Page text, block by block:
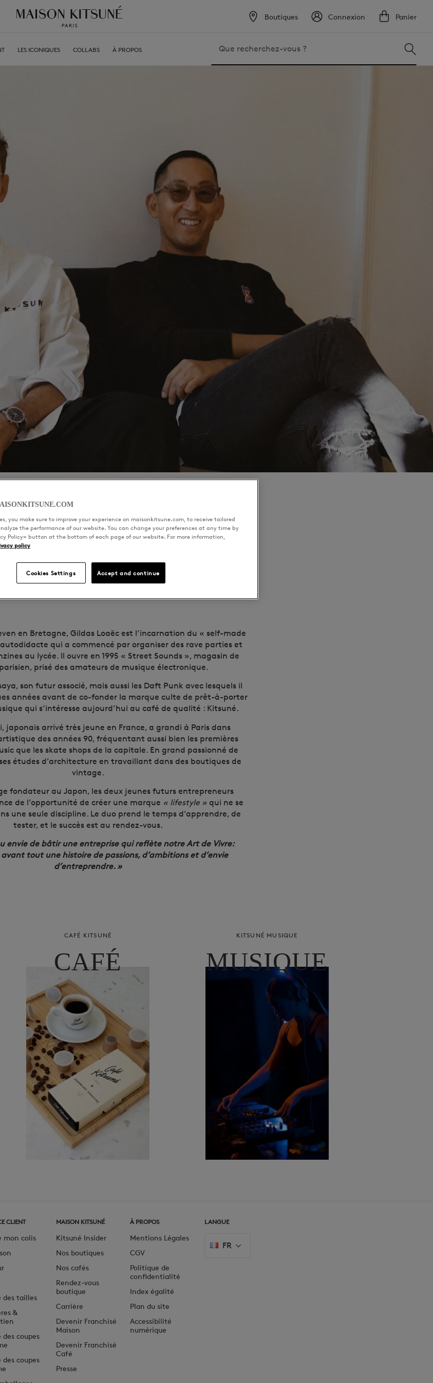
Boutiques Connexion Panier
LES ICONIQUES COLLABS À PROPOS
en Bretagne, Gildas Loaëc est l’incarnation du « self-made
qui a commencé par organiser des rave parties et
au lycée. Il ouvre en 1995 « Street Sounds », magasin de
prisé des amateurs de musique électronique.
son futur associé, mais aussi les Daft Punk avec lesquels il
années avant de co-fonder la marque culte de prêt-à-porter
qui s’intéresse aujourd’hui au café de qualité : Kitsuné.
japonais arrivé très jeune en France, a grandi à Paris dans
des années 90, fréquentant aussi bien les premières
que les skate shops de la capitale. En grand passionné de
études d’architecture en travaillant dans des boutiques de
vintage.
fondateur au Japon, les deux jeunes futurs entrepreneurs
de l’opportunité de créer une marque « lifestyle » qui ne se
une seule discipline. Le duo prend le temps d’apprendre, de
tester, et le succès est au rendez-vous.
envie de bâtir une entreprise qui reflète notre Art de Vivre:
avant tout une histoire de passions, d’ambitions et d’envie
d’entreprendre. »
CAFÉ KITSUNÉ
CAFÉ
KITSUNÉ MUSIQUE
MUSIQUE
CLIENT
mon colis
des tailles
&
des coupes
des coupes
MAISON KITSUNÉ
Kitsuné Insider
Nos boutiques
Nos cafés
Rendez-vous
boutique
Carrière
Devenir Franchisé
Maison
Devenir Franchisé
Café
Presse
À PROPOS
Mentions Légales
CGV
Politique de
confidentialité
Index égalité
Plan du site
Accessibilité
numérique
LANGUE
FR
you make sure to improve your experience on maisonkitsune.com, to receive tailored
the performance of our website. You can change your preferences at any time by
Policy» button at the bottom of each page of our website. For more information,
policy
Cookies Settings Accept and continue